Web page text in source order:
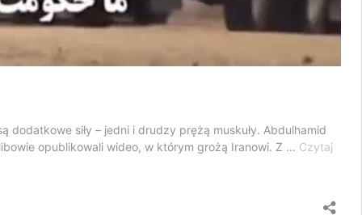
siły – jedni i drudzy prężą muskuły. Abdulhamid
opublikowali wideo, w którym grożą Iranowi. Z … Czytaj